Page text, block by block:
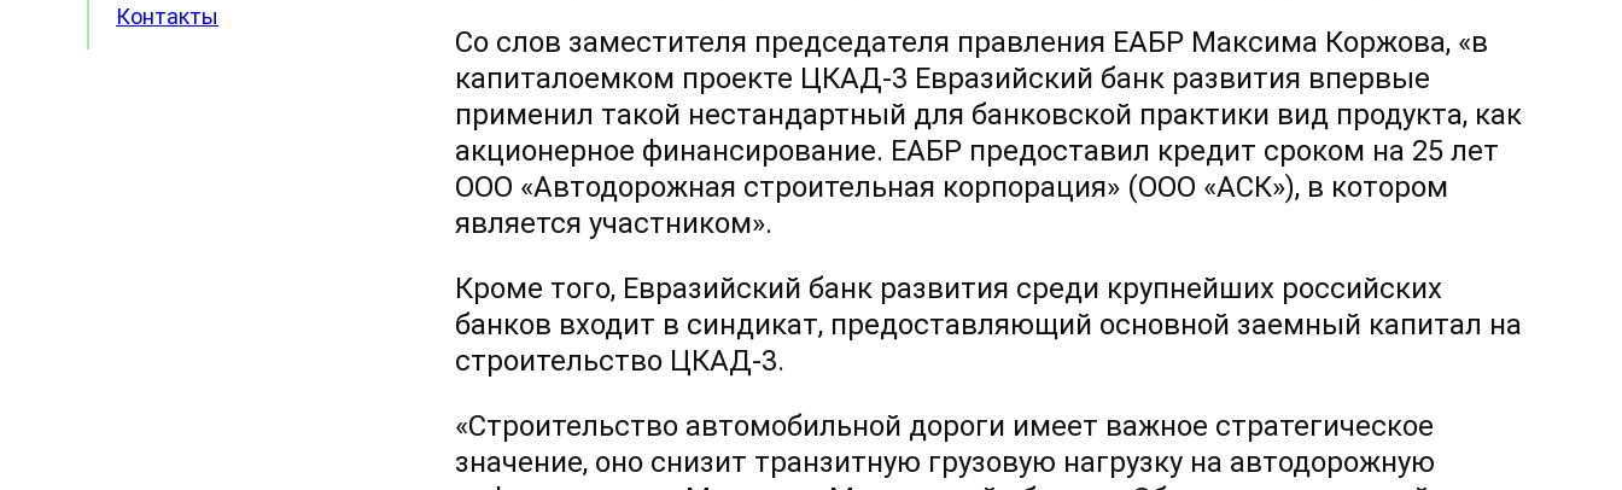
Контакты
Со слов заместителя председателя правления ЕАБР Максима Коржова, «в
капиталоемком проекте ЦКАД-3 Евразийский банк развития впервые
применил такой нестандартный для банковской практики вид продукта, как
акционерное финансирование. ЕАБР предоставил кредит сроком на 25 лет
ООО «Автодорожная строительная корпорация» (ООО «АСК»), в котором
является участником».
Кроме того, Евразийский банк развития среди крупнейших российских
банков входит в синдикат, предоставляющий основной заемный капитал на
строительство ЦКАД-3.
«Строительство автомобильной дороги имеет важное стратегическое
значение, оно снизит транзитную грузовую нагрузку на автодорожную